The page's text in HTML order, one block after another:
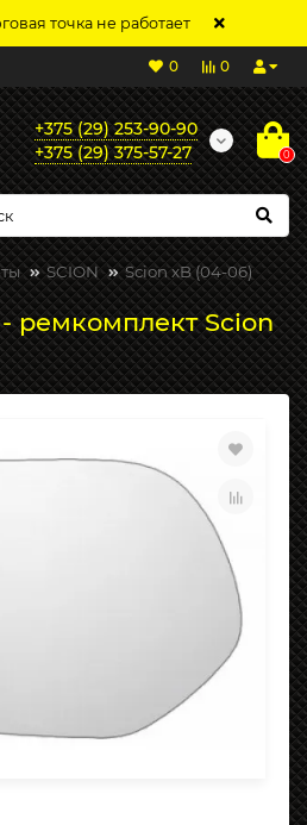
точка не работает
0
0
+375 (29) 253-90-90
+375 (29) 375-57-27
0
SCION Scion xB (04-06)
ремкомплект Scion